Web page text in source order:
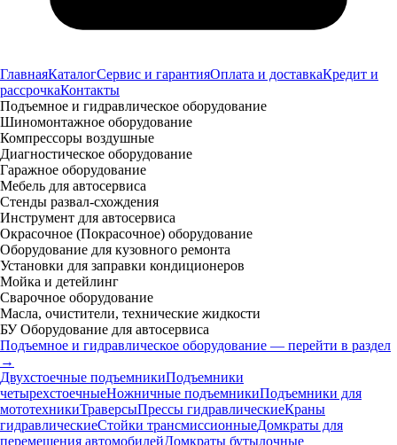
ГлавнаяКаталогСервис и гарантияОплата и доставкаКредит и
рассрочкаКонтакты
Подъемное и гидравлическое оборудование
Шиномонтажное оборудование
Компрессоры воздушные
Диагностическое оборудование
Гаражное оборудование
Мебель для автосервиса
Стенды развал-схождения
Инструмент для автосервиса
Окрасочное (Покрасочное) оборудование
Оборудование для кузовного ремонта
Установки для заправки кондиционеров
Мойка и детейлинг
Сварочное оборудование
Масла, очистители, технические жидкости
БУ Оборудование для автосервиса
Подъемное и гидравлическое оборудование — перейти в раздел
→
Двухстоечные подъемникиПодъемники
четырехстоечныеНожничные подъемникиПодъемники для
мототехникиТраверсыПрессы гидравлическиеКраны
гидравлическиеСтойки трансмиссионныеДомкраты для
перемещения автомобилейДомкраты бутылочные